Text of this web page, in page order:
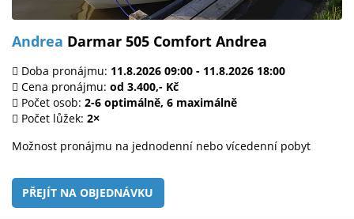
Andrea Darmar 505 Comfort Andrea
Doba pronájmu: 11.8.2026 09:00 - 11.8.2026 18:00
Cena pronájmu: od 3.400,- Kč
Počet osob: 2-6 optimálně, 6 maximálně
Počet lůžek: 2×
Možnost pronájmu na jednodenní nebo vícedenní pobyt
PŘEJÍT NA OBJEDNÁVKU